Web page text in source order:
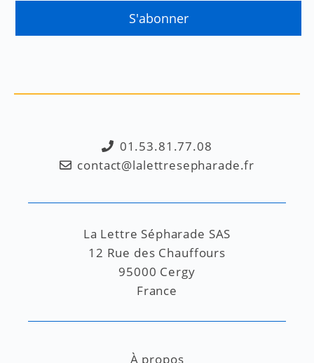
01.53.81.77.08
contact@lalettresepharade.fr
La Lettre Sépharade SAS
12 Rue des Chauffours
95000 Cergy
France
À propos